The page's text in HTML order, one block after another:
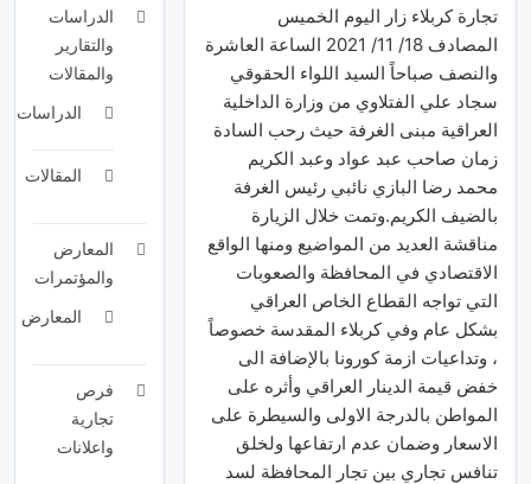
تجارة كربلاء زار اليوم الخميس
المصادف 18/ 11/ 2021 الساعة العاشرة
والنصف صباحاً السيد اللواء الحقوقي
سجاد علي الفتلاوي من وزارة الداخلية
العراقية مبنى الغرفة حيث رحب السادة
زمان صاحب عبد عواد وعبد الكريم
محمد رضا البازي نائبي رئيس الغرفة
بالضيف الكريم.وتمت خلال الزيارة
مناقشة العديد من المواضيع ومنها الواقع
الاقتصادي في المحافظة والصعوبات
التي تواجه القطاع الخاص العراقي
بشكل عام وفي كربلاء المقدسة خصوصاً
، وتداعيات ازمة كورونا بالإضافة الى
خفض قيمة الدينار العراقي وأثره على
المواطن بالدرجة الاولى والسيطرة على
الاسعار وضمان عدم ارتفاعها ولخلق
تنافس تجاري بين تجار المحافظة لسد
الدراسات
والتقارير
والمقالات
الدراسات
المقالات
المعارض
والمؤتمرات
المعارض
فرص
تجارية
واعلانات